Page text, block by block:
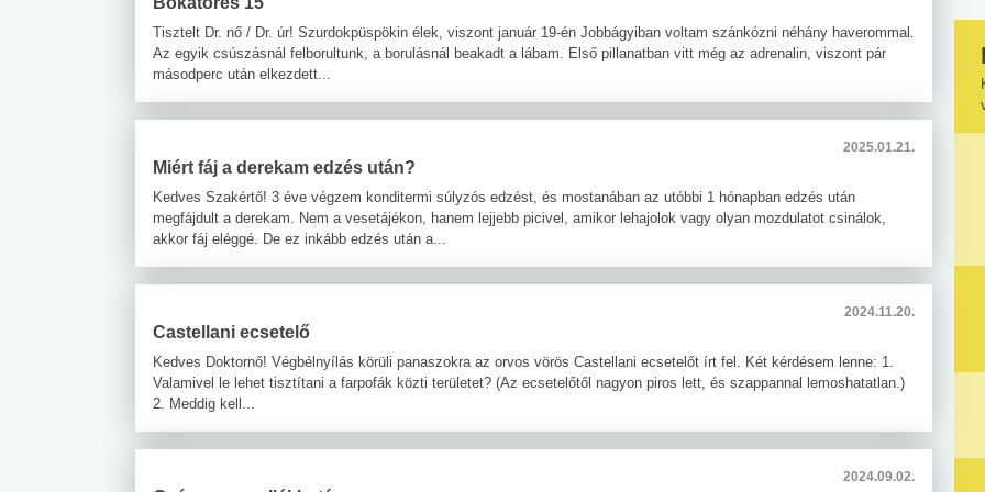
Tisztelt Dr. nő / Dr. úr! Szurdokpüspökin élek, viszont január 19-én Jobbágyiban voltam szánkózni néhány haverommal.
Az egyik csúszásnál felborultunk, a borulásnál beakadt a lábam. Első pillanatban vitt még az adrenalin, viszont pár
másodperc után elkezdett...
2025.01.21.
Miért fáj a derekam edzés után?
Kedves Szakértő! 3 éve végzem konditermi súlyzós edzést, és mostanában az utóbbi 1 hónapban edzés után
megfájdult a derekam. Nem a vesetájékon, hanem lejjebb picivel, amikor lehajolok vagy olyan mozdulatot csinálok,
akkor fáj eléggé. De ez inkább edzés után a...
2024.11.20.
Castellani ecsetelő
Kedves Doktornő! Végbélnyílás körüli panaszokra az orvos vörös Castellani ecsetelőt írt fel. Két kérdésem lenne: 1.
Valamivel le lehet tisztítani a farpofák közti területet? (Az ecsetelőtől nagyon piros lett, és szappannal lemoshatatlan.)
2. Meddig kell...
2024.09.02.